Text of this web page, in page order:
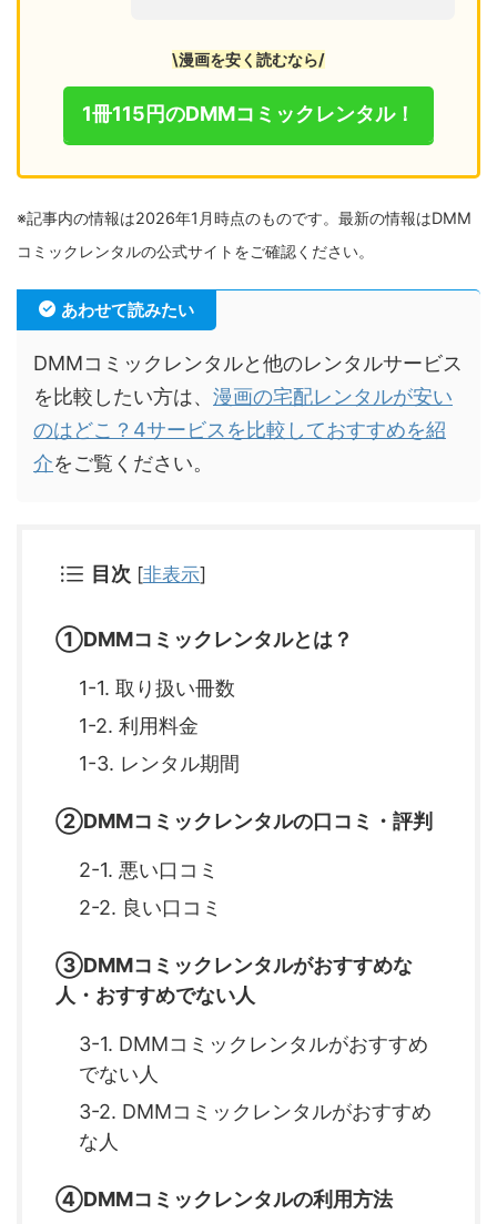
\漫画を安く読むなら/
1冊115円のDMMコミックレンタル！
※記事内の情報は2026年1月時点のものです。最新の情報はDMM
コミックレンタルの公式サイトをご確認ください。
あわせて読みたい
DMMコミックレンタルと他のレンタルサービス
を比較したい方は、 漫画の宅配レンタルが安い
のはどこ？4サービスを比較しておすすめを紹
介をご覧ください。
目次 [非表示]
①DMMコミックレンタルとは？
1-1. 取り扱い冊数
1-2. 利用料金
1-3. レンタル期間
②DMMコミックレンタルの口コミ・評判
2-1. 悪い口コミ
2-2. 良い口コミ
③DMMコミックレンタルがおすすめな
人・おすすめでない人
3-1. DMMコミックレンタルがおすすめ
でない人
3-2. DMMコミックレンタルがおすすめ
な人
④DMMコミックレンタルの利用方法